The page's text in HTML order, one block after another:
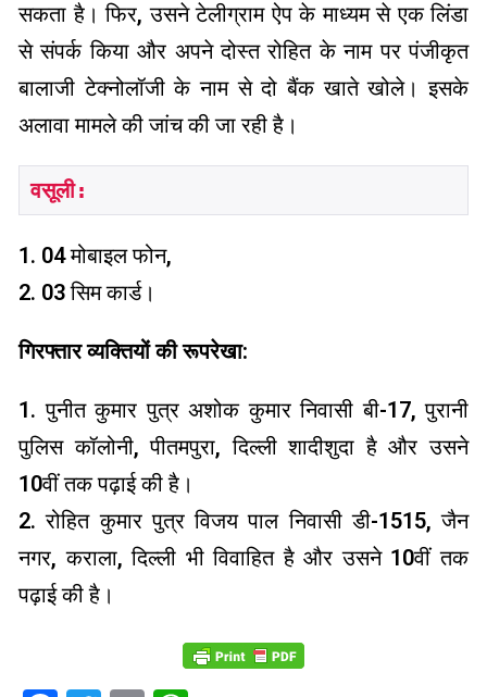
सकता है। फिर, उसने टेलीग्राम ऐप के माध्यम से एक लिंडा
से संपर्क किया और अपने दोस्त रोहित के नाम पर पंजीकृत
बालाजी टेक्नोलॉजी के नाम से दो बैंक खाते खोले। इसके
अलावा मामले की जांच की जा रही है।
वसूली:
1. 04 मोबाइल फोन,
2. 03 सिम कार्ड।
गिरफ्तार व्यक्तियों की रूपरेखा:
1. पुनीत कुमार पुत्र अशोक कुमार निवासी बी-17, पुरानी
पुलिस कॉलोनी, पीतमपुरा, दिल्ली शादीशुदा है और उसने
10वीं तक पढ़ाई की है।
2. रोहित कुमार पुत्र विजय पाल निवासी डी-1515, जैन
नगर, कराला, दिल्ली भी विवाहित है और उसने 10वीं तक
पढ़ाई की है।